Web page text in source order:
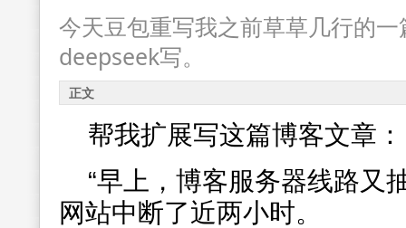
今天豆包重写我之前草草几行的
deepseek写。
正文
帮我扩展写这篇博客文章：
“早上，博客服务器线路又
网站中断了近两小时。